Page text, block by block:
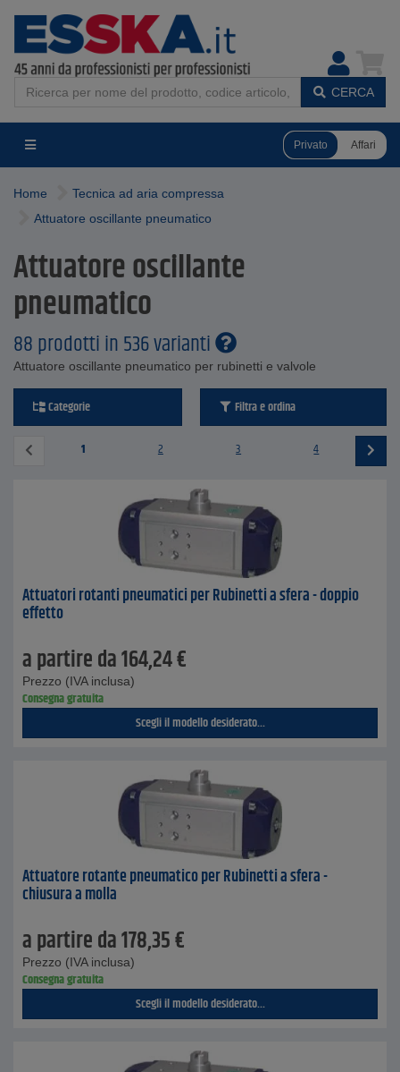
CERCA
Privato Affari
Home
Tecnica ad aria compressa
Attuatore oscillante pneumatico
Attuatore oscillante
pneumatico
88 prodotti in 536 varianti
Attuatore oscillante pneumatico per rubinetti e valvole
Categorie Filtra e ordina
1 2 3 4
Attuatori rotanti pneumatici per Rubinetti a sfera - doppio
effetto
a partire da164,24€
Prezzo (IVA inclusa)
Consegna gratuita
Scegli il modello desiderato...
Attuatore rotante pneumatico per Rubinetti a sfera -
chiusura a molla
a partire da178,35€
Prezzo (IVA inclusa)
Consegna gratuita
Scegli il modello desiderato...